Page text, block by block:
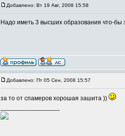
Добавлено: Вт 19 Авг, 2008 15:58
Надо иметь 3 высших образования что-бы
Добавлено: Пт 05 Сен, 2008 15:57
за то от спамеров хорошая зашита ))